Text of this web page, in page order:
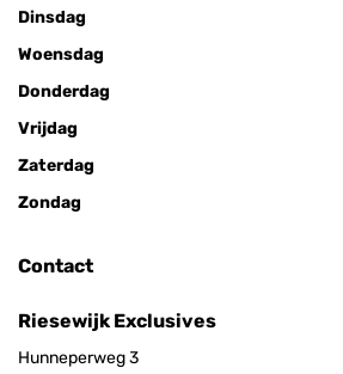
Dinsdag
Woensdag
Donderdag
Vrijdag
Zaterdag
Zondag
Contact
Riesewijk Exclusives
Hunneperweg 3